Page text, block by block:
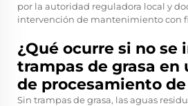
por la autoridad reguladora local y
intervención de mantenimiento con
¿Qué ocurre si no se
trampas de grasa en
de procesamiento
Sin trampas de grasa, las aguas